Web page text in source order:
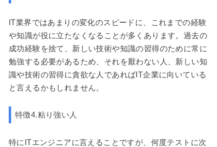
IT業界ではあまりの変化のスピードに、これまでの経験
や知識が役に立たなくなることが多くあります。過去の
成功経験を捨て、新しい技術や知識の習得のために常に
勉強する必要があるため、それを厭わない人、新しい知
識や技術の習得に貪欲な人であればIT企業に向いている
と言えるかもしれません。
特徴4.粘り強い人
特にITエンジニアに言えることですが、何度テストに次